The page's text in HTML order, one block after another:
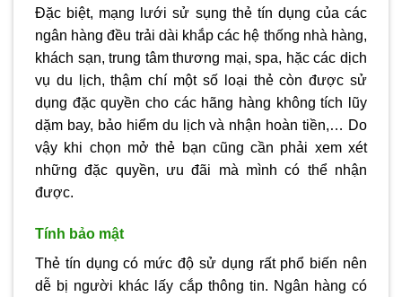
Đặc biệt, mạng lưới sử sụng thẻ tín dụng của các
ngân hàng đều trải dài khắp các hệ thống nhà hàng,
khách sạn, trung tâm thương mại, spa, hặc các dịch
vụ du lịch, thậm chí một số loại thẻ còn được sử
dụng đặc quyền cho các hãng hàng không tích lũy
dặm bay, bảo hiểm du lịch và nhận hoàn tiền,… Do
vậy khi chọn mở thẻ bạn cũng cần phải xem xét
những đặc quyền, ưu đãi mà mình có thể nhận
được.
Tính bảo mật
Thẻ tín dụng có mức độ sử dụng rất phổ biến nên
dễ bị người khác lấy cắp thông tin. Ngân hàng có